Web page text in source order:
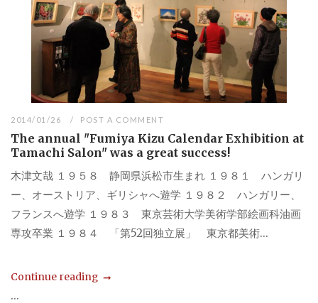
2014/01/26 POST A COMMENT
The annual "Fumiya Kizu Calendar Exhibition at
Tamachi Salon" was a great success!
木津文哉 １９５８ 静岡県浜松市生まれ １９８１ ハンガリ
ー、オーストリア、ギリシャへ遊学 １９８２ ハンガリー、
フランスへ遊学 １９８３ 東京芸術大学美術学部絵画科油画
専攻卒業 １９８４ 「第52回独立展」 東京都美術...
Continue reading
...